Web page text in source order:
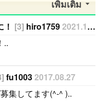
お友達に
ましょう
気軽
し
:D..
是非仲良くな
ってください
ます。..
เพิ่มเติม
[3] hiro17592021.10.24
..
fu10032017.08.27
集してます(^-^ )..